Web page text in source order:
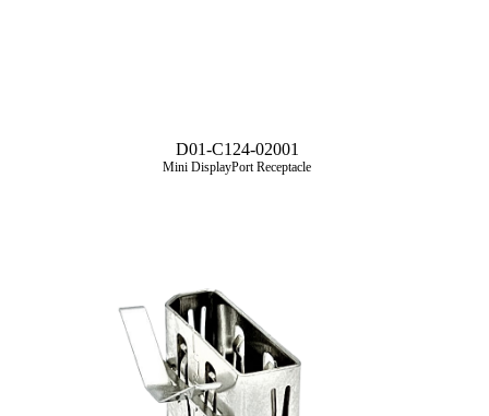
D01-C124-02001
Mini DisplayPort Receptacle